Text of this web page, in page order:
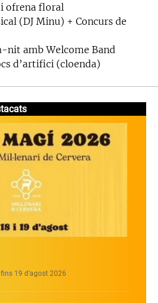
ofrena floral
(DJ Minu) + Concurs de
nit amb Welcome Band
d’artifici (cloenda)
19 d’agost 2026